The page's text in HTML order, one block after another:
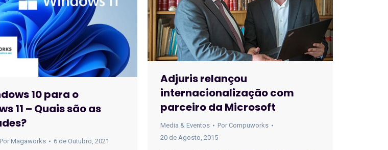
10 para o
11 – Quais são as
Por Magaworks 6 de Outubro, 2021
Adjuris relançou
internacionalização com
parceiro da Microsoft
Media & Eventos Por Compuworks
20 de Agosto, 2015